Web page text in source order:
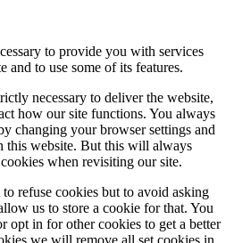
to provide you with services
and to use some of its features.
necessary to deliver the website,
how our site functions. You always
changing your browser settings and
this website. But this will always
when revisiting our site.
refuse cookies but to avoid asking
us to store a cookie for that. You
opt in for other cookies to get a better